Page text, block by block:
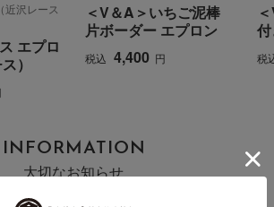
沢レース
エプロ
）
＜V＆A＞いちご泥棒
片ボーダー エプロン
税込 4,400 円 税
INFORMATION
大切なお知らせ